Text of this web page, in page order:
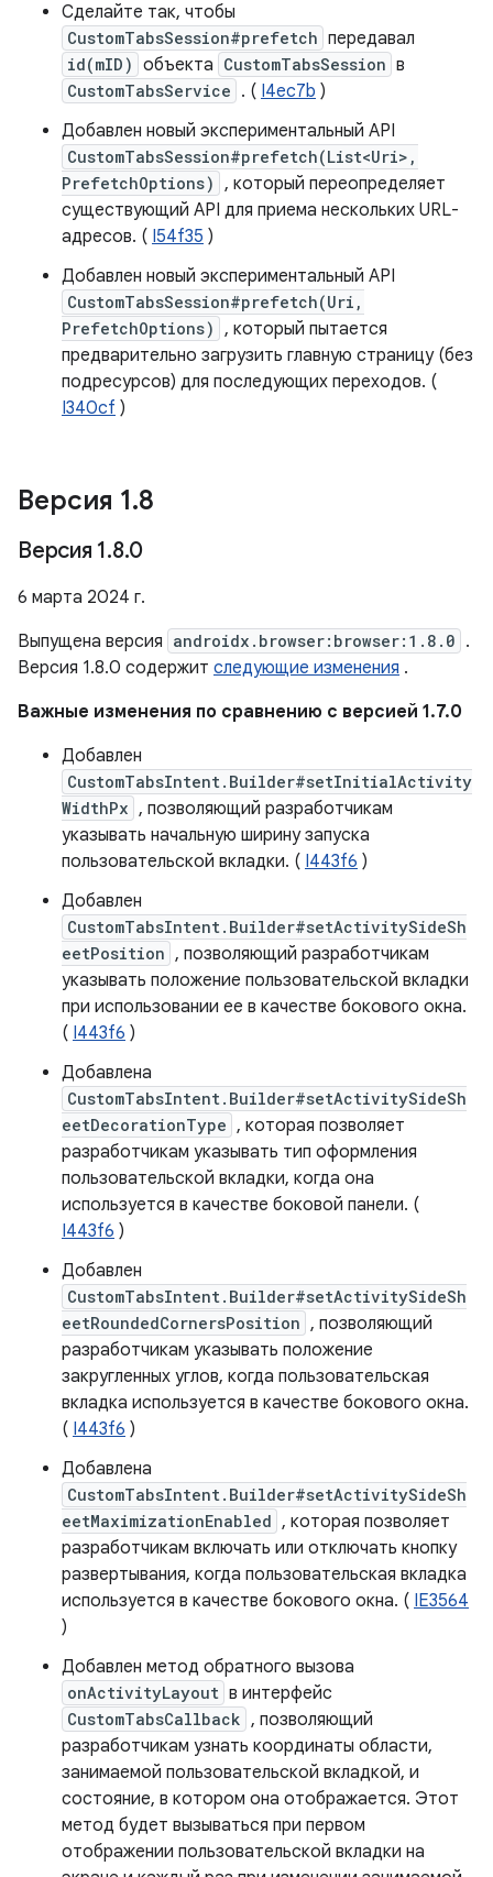
Сделайте так, чтобы
CustomTabsSession#prefetch передавал
id(mID) объекта CustomTabsSession в
CustomTabsService . ( I4ec7b )
Добавлен новый экспериментальный API
CustomTabsSession#prefetch(List<Uri>,
PrefetchOptions) , который переопределяет
существующий API для приема нескольких URL-
адресов. ( I54f35 )
Добавлен новый экспериментальный API
CustomTabsSession#prefetch(Uri,
PrefetchOptions) , который пытается
предварительно загрузить главную страницу (без
подресурсов) для последующих переходов. (
I340cf )
Версия 1.8
Версия 1.8.0
6 марта 2024 г.
Выпущена версия androidx.browser:browser:1.8.0 .
Версия 1.8.0 содержит следующие изменения .
Важные изменения по сравнению с версией 1.7.0
Добавлен
CustomTabsIntent.Builder#setInitialActivity
WidthPx , позволяющий разработчикам
указывать начальную ширину запуска
пользовательской вкладки. ( I443f6 )
Добавлен
CustomTabsIntent.Builder#setActivitySideSh
eetPosition , позволяющий разработчикам
указывать положение пользовательской вкладки
при использовании ее в качестве бокового окна.
( I443f6 )
Добавлена
CustomTabsIntent.Builder#setActivitySideSh
eetDecorationType , которая позволяет
разработчикам указывать тип оформления
пользовательской вкладки, когда она
используется в качестве боковой панели. (
I443f6 )
Добавлен
CustomTabsIntent.Builder#setActivitySideSh
eetRoundedCornersPosition , позволяющий
разработчикам указывать положение
закругленных углов, когда пользовательская
вкладка используется в качестве бокового окна.
( I443f6 )
Добавлена
CustomTabsIntent.Builder#setActivitySideSh
eetMaximizationEnabled , которая позволяет
разработчикам включать или отключать кнопку
развертывания, когда пользовательская вкладка
используется в качестве бокового окна. ( IE3564
)
Добавлен метод обратного вызова
onActivityLayout в интерфейс
CustomTabsCallback , позволяющий
разработчикам узнать координаты области,
занимаемой пользовательской вкладкой, и
состояние, в котором она отображается. Этот
метод будет вызываться при первом
отображении пользовательской вкладки на